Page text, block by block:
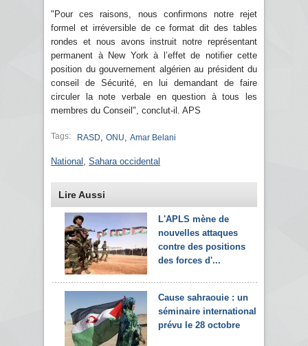
"Pour ces raisons, nous confirmons notre rejet
formel et irréversible de ce format dit des tables
rondes et nous avons instruit notre représentant
permanent à New York à l’effet de notifier cette
position du gouvernement algérien au président du
conseil de Sécurité, en lui demandant de faire
circuler la note verbale en question à tous les
membres du Conseil", conclut-il. APS
Tags: RASD ONU Amar Belani
National Sahara occidental
Lire Aussi
L'APLS mène de
nouvelles attaques
contre des positions
des forces d'...
Cause sahraouie : un
séminaire international
prévu le 28 octobre